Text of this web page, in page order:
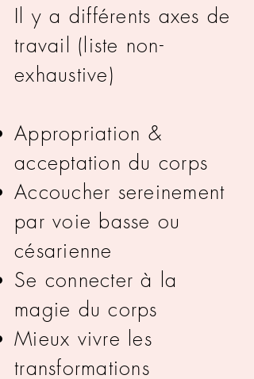
Il y a différents axes de
travail (liste non-
exhaustive)
Appropriation &
acceptation du corps
Accoucher sereinement
par voie basse ou
césarienne
Se connecter à la
magie du corps
Mieux vivre les
transformations